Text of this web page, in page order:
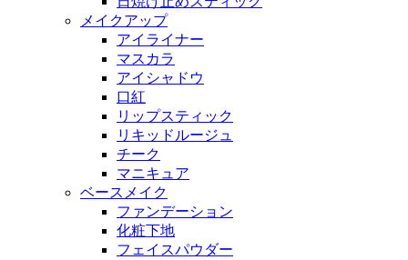
メイクアップ
アイライナー
マスカラ
アイシャドウ
口紅
リップスティック
リキッドルージュ
チーク
マニキュア
ベースメイク
ファンデーション
化粧下地
フェイスパウダー